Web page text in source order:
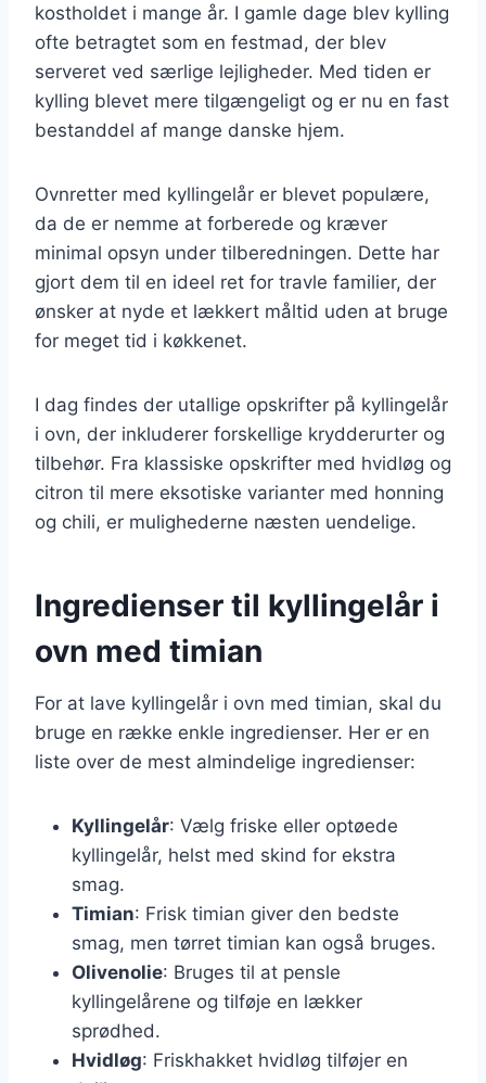
kostholdet i mange år. I gamle dage blev kylling
ofte betragtet som en festmad, der blev
serveret ved særlige lejligheder. Med tiden er
kylling blevet mere tilgængeligt og er nu en fast
bestanddel af mange danske hjem.
Ovnretter med kyllingelår er blevet populære,
da de er nemme at forberede og kræver
minimal opsyn under tilberedningen. Dette har
gjort dem til en ideel ret for travle familier, der
ønsker at nyde et lækkert måltid uden at bruge
for meget tid i køkkenet.
I dag findes der utallige opskrifter på kyllingelår
i ovn, der inkluderer forskellige krydderurter og
tilbehør. Fra klassiske opskrifter med hvidløg og
citron til mere eksotiske varianter med honning
og chili, er mulighederne næsten uendelige.
Ingredienser til kyllingelår i
ovn med timian
For at lave kyllingelår i ovn med timian, skal du
bruge en række enkle ingredienser. Her er en
liste over de mest almindelige ingredienser:
Kyllingelår: Vælg friske eller optøede
kyllingelår, helst med skind for ekstra
smag.
Timian: Frisk timian giver den bedste
smag, men tørret timian kan også bruges.
Olivenolie: Bruges til at pensle
kyllingelårene og tilføje en lækker
sprødhed.
Hvidløg: Friskhakket hvidløg tilføjer en